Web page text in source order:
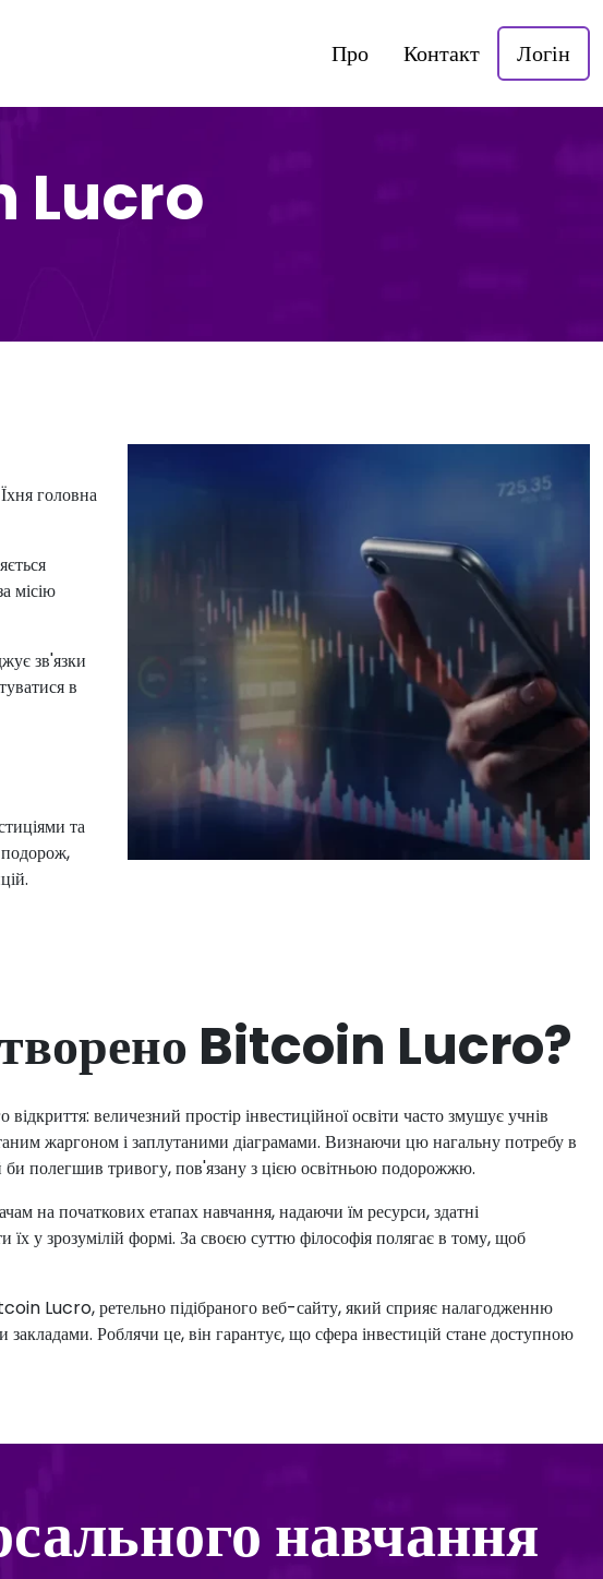
Про Контакт Логін
Lucro
головна
місію
зв'язки
в
та
Bitcoin Lucro?
величезний простір інвестиційної освіти часто змушує учнів
жаргоном і заплутаними діаграмами. Визнаючи цю нагальну потребу в
би полегшив тривогу, пов'язану з цією освітньою подорожжю.
на початкових етапах навчання, надаючи їм ресурси, здатні
їх у зрозумілій формі. За своєю суттю філософія полягає в тому, щоб
Lucro, ретельно підібраного веб-сайту, який сприяє налагодженню
Роблячи це, він гарантує, що сфера інвестицій стане доступною
навчання